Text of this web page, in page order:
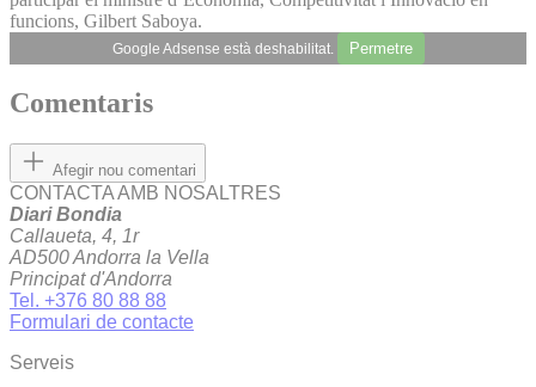
funcions, Gilbert Saboya.
Google Adsense està deshabilitat. Permetre
Comentaris
Afegir nou comentari
CONTACTA AMB NOSALTRES
Diari Bondia
Callaueta, 4, 1r
AD500 Andorra la Vella
Principat d'Andorra
Tel. +376 80 88 88
Formulari de contacte
Serveis